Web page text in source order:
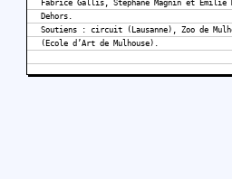
Fabrice Gallis, Stéphane Magnin et Emilie
Dehors.
Soutiens : circuit (Lausanne), Zoo de
(Ecole d’Art de Mulhouse).